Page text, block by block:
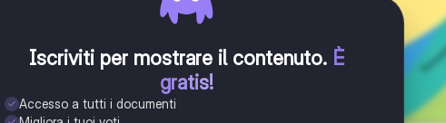
Iscriviti per mostrare il contenuto. È
gratis!
Accesso a tutti i documenti